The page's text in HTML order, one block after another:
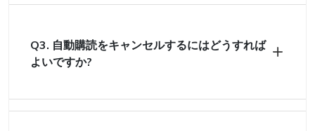
Q3. 自動購読をキャンセルするにはどうすれば
よいですか?